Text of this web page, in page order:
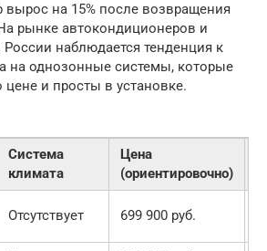
вырос на 15% после возвращения
рынке автокондиционеров и
наблюдается тенденция к
на однозонные системы, которые
и просты в установке.
Система
климата
Цена
(ориентировочно)
Отсутствует 699 900 руб.